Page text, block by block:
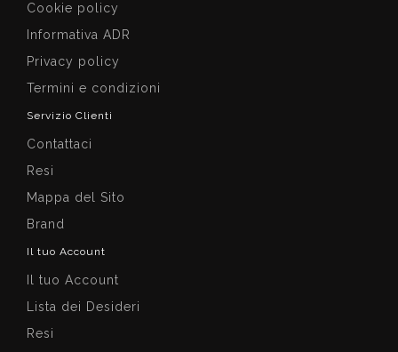
Cookie policy
Informativa ADR
Privacy policy
Termini e condizioni
Servizio Clienti
Contattaci
Resi
Mappa del Sito
Brand
Il tuo Account
Il tuo Account
Lista dei Desideri
Resi